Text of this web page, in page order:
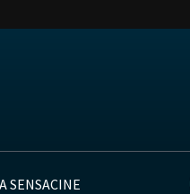
SENSACINE